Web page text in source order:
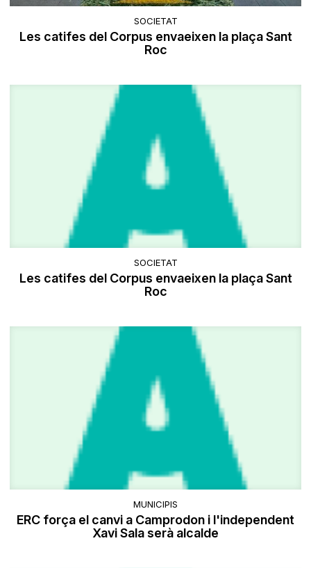
SOCIETAT
Les catifes del Corpus envaeixen la plaça Sant
Roc
SOCIETAT
Les catifes del Corpus envaeixen la plaça Sant
Roc
MUNICIPIS
ERC força el canvi a Camprodon i l'independent
Xavi Sala serà alcalde